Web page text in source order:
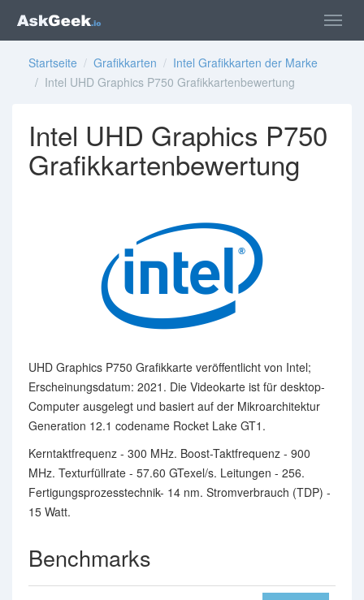
Startseite / Grafikkarten / Intel Grafikkarten der Marke
/ Intel UHD Graphics P750 Grafikkartenbewertung
Intel UHD Graphics P750
Grafikkartenbewertung
UHD Graphics P750 Grafikkarte veröffentlicht von Intel;
Erscheinungsdatum: 2021. Die Videokarte ist für desktop-
Computer ausgelegt und basiert auf der Mikroarchitektur
Generation 12.1 codename Rocket Lake GT1.
Kerntaktfrequenz - 300 MHz. Boost-Taktfrequenz - 900
MHz. Texturfüllrate - 57.60 GTexel/s. Leitungen - 256.
Fertigungsprozesstechnik- 14 nm. Stromverbrauch (TDP) -
15 Watt.
Benchmarks